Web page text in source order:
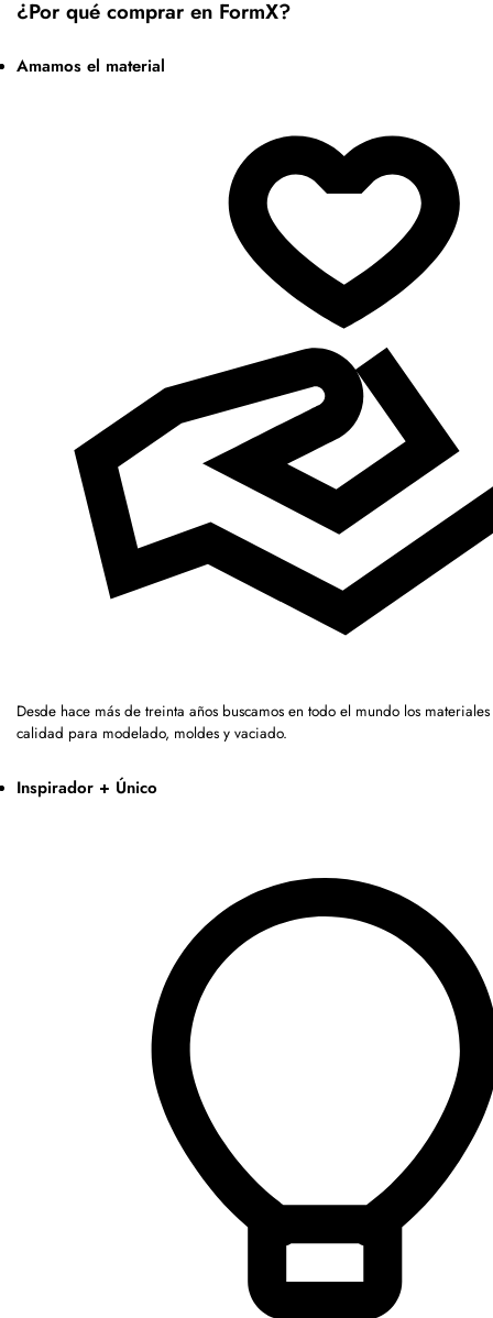
¿Por qué comprar en FormX?
Amamos el material
Desde hace más de treinta años buscamos en todo el mundo los
calidad para modelado, moldes y vaciado.
Inspirador + Único